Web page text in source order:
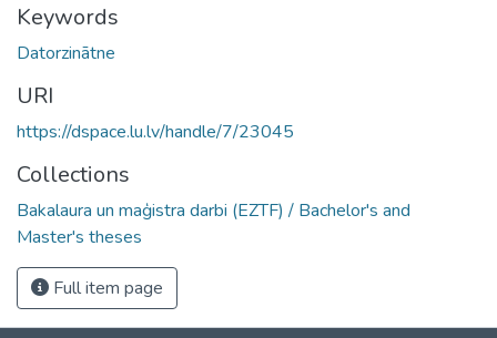
Keywords
Datorzinātne
URI
https://dspace.lu.lv/handle/7/23045
Collections
Bakalaura un maģistra darbi (EZTF) / Bachelor's and
Master's theses
Full item page